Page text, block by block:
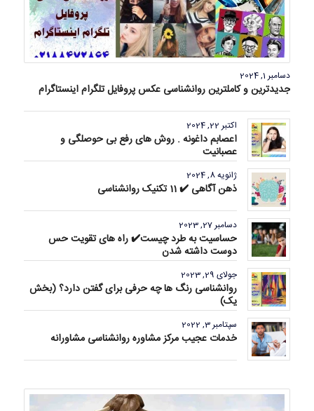
دسامبر 1, 2024
جدیدترین و کاملترین روانشناسی عکس پروفایل تلگرام اینستاگرام
اکتبر 22, 2024
اعصابم داغونه . روش های رفع بی حوصلگی و
عصبانیت
ژانویه 8, 2024
ذهن آگاهی ✔️ 11 تکنیک روانشناسی
دسامبر 27, 2023
حساسیت به طرد چیست✔️ راه های تقویت حس
دوست داشته شدن
جولای 29, 2023
روانشناسی رنگ ها چه حرفی برای گفتن دارد؟ (بخش
یک)
سپتامبر 3, 2022
خدمات عجیب مرکز مشاوره روانشناسی مشاورانه